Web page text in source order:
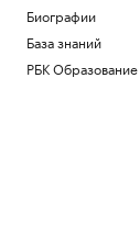
Биографии
База знаний
РБК Образование